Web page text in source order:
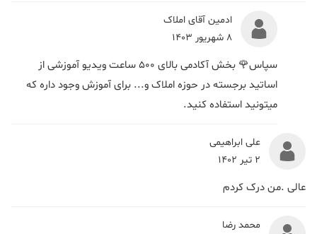
ادمین آقای املاک
8 شهریور 1403
سپاس🌹 بخش آکادمی بالای 500 ساعت ویدیو آموزشی از
اساتید برجسته در حوزه املاک و... برای آموزش وجود داره که
میتونید استفاده کنید.
علی ابراهیمی
2 تیر 1402
عالی .من درک کردم
محمد رضا